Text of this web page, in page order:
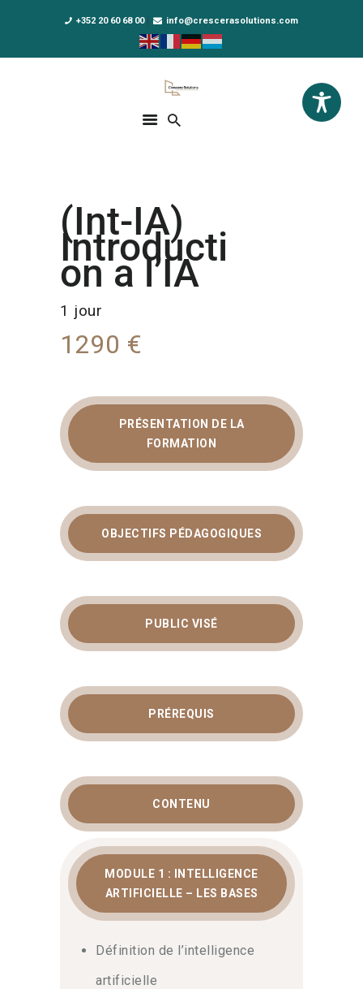
+352 20 60 68 00 info@crescerasolutions.com
Crescera Solutions
Solutions for your evolution
DPO AS A SERVICE
NOUS CONNAÎTRE
ACTUALITÉS
(Int-IA)
Introducti
on a l’IA
1 jour
1290 €
PRÉSENTATION DE LA
FORMATION
OBJECTIFS PÉDAGOGIQUES
PUBLIC VISÉ
PRÉREQUIS
CONTENU
MODULE 1 : INTELLIGENCE
ARTIFICIELLE – LES BASES
Définition de l’intelligence
artificielle